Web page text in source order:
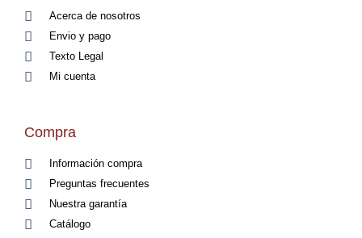
Acerca de nosotros
Envio y pago
Texto Legal
Mi cuenta
Compra
Información compra
Preguntas frecuentes
Nuestra garantía
Catálogo